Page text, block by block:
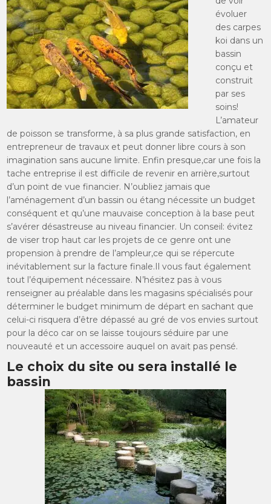
évoluer
des carpes
koi dans un
bassin
conçu et
construit
par ses
soins!
L’amateur
de poisson se transforme, à sa plus grande satisfaction, en
entrepreneur de travaux et peut donner libre cours à son
imagination sans aucune limite. Enfin presque,car une fois la
tache entreprise il est difficile de revenir en arrière,surtout
d’un point de vue financier. N’oubliez jamais que
l’aménagement d’un bassin ou étang nécessite un budget
conséquent et qu’une mauvaise conception à la base peut
s’avérer désastreuse au niveau financier. Un conseil: évitez
de viser trop haut car les projets de ce genre ont une
propension à prendre de l’ampleur,ce qui se répercute
inévitablement sur la facture finale.Il vous faut également
tout l’équipement nécessaire. N’hésitez pas à vous
renseigner au préalable dans les magasins spécialisés pour
déterminer le budget minimum de départ en sachant que
celui-ci risquera d’être dépassé au gré de vos envies surtout
pour la déco car on se laisse toujours séduire par une
nouveauté et un accessoire auquel on avait pas pensé.
Le choix du site ou sera installé le
bassin